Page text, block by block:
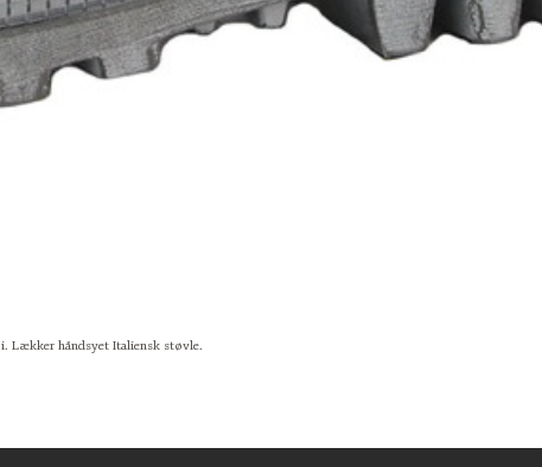
Lækker håndsyet Italiensk støvle.